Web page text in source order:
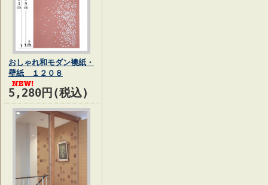
おしゃれ和モダン襖紙・
壁紙 １２０８
5,280円(税込)